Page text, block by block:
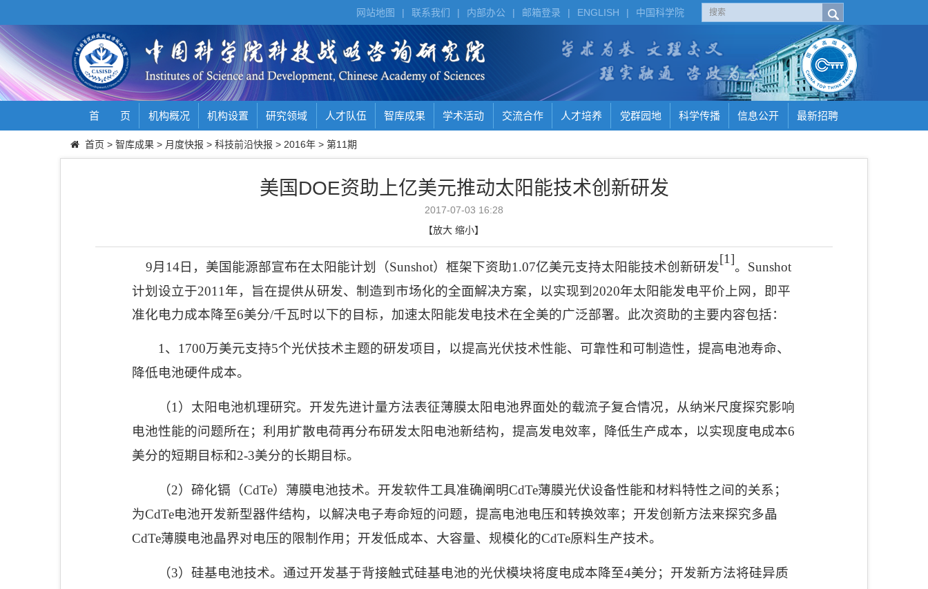
中国科学院
|
ENGLISH
|
邮箱登录
|
内部办公
|
联系我们
|
网站地图
首 页 机构概况 机构设置 研究领域 人才队伍 智库成果 学术活动 交流合作 人才培养 党群园地 科学传播 信息公开 最新招聘
首页 > 智库成果 > 月度快报 > 科技前沿快报 > 2016年 > 第11期
美国DOE资助上亿美元推动太阳能技术创新研发
2017-07-03 16:28
【放大 缩小】
9月 14日 ，美国能源部宣布在太阳能计划（Sunshot）框架下资助1.07亿美元支持太阳能技术创新研发
[1]
。 Sunshot
计划设立于2011 年，旨在提供从研发、制造到市场化的全面解决方案，以实现到 2020年太阳能发电平价上网，即平
准化电力成本降至6美分/千瓦时以下的目标，加速太阳能发电技术在全美的广泛部署。此次资助的主要内容包括：
1 、 1700万美元支持5个光伏技术主题的研发项目，以提高光伏技术性能、可靠性和可制造性，提高电池寿命、
降低电池硬件成本。
（1 ）太阳电池机理研究。开发先进计量方法表征薄膜太阳电池界面处的载流子复合情况，从纳米尺度探究影响
电池性能的问题所在；利用扩散电荷再分布研发太阳电池新结构，提高发电效率，降低生产成本，以实现度电成本6
美分的短期目标和2-3美分的长期目标。
（2）碲化镉（CdTe）薄膜电池技术。开发软件工具准确阐明CdTe薄膜光伏设备性能和材料特性之间的关系；
为CdTe电池开发新型器件结构，以解决电子寿命短的问题，提高电池电压和转换效率；开发创新方法来探究多晶
CdTe薄膜电池晶界对电压的限制作用；开发低成本、大容量、规模化的CdTe原料生产技术。
（3）硅基电池技术。通过开发基于背接触式硅基电池的光伏模块将度电成本降至4美分；开发新方法将硅异质